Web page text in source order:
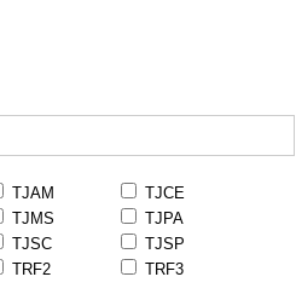
TJAM
TJCE
TJMS
TJPA
TJSC
TJSP
TRF2
TRF3